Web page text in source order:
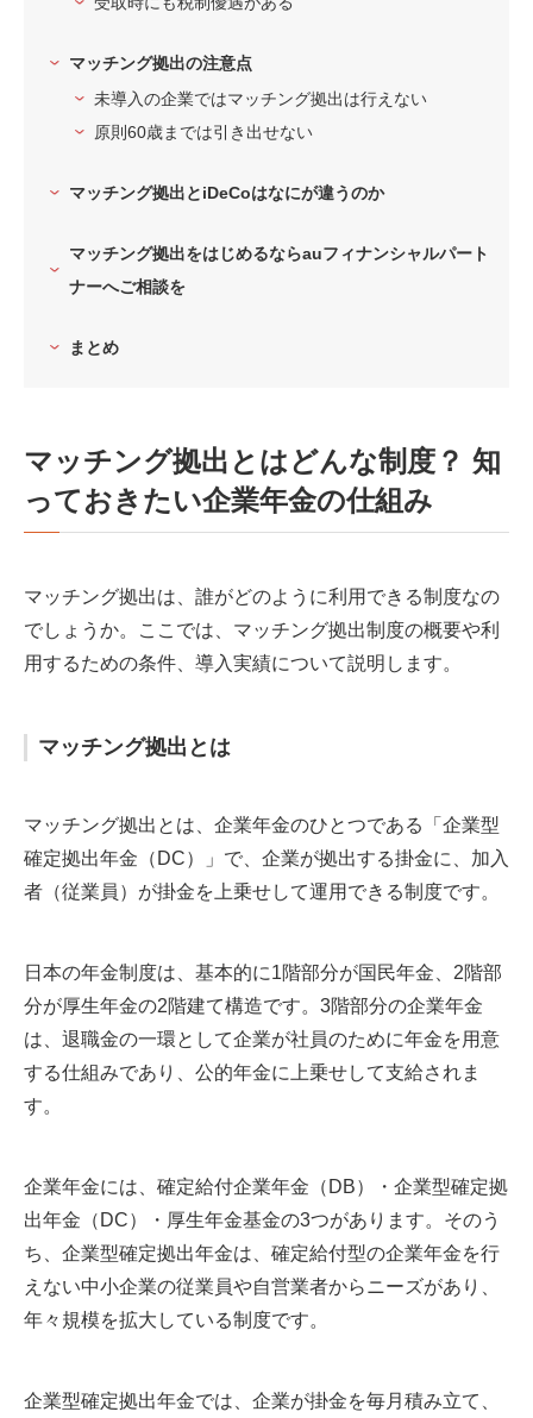
マッチング拠出の注意点
未導入の企業ではマッチング拠出は行えない
原則60歳までは引き出せない
マッチング拠出とiDeCoはなにが違うのか
マッチング拠出をはじめるならauフィナンシャルパート
ナーへご相談を
まとめ
マッチング拠出とはどんな制度？ 知
っておきたい企業年金の仕組み
マッチング拠出は、誰がどのように利用できる制度なの
でしょうか。ここでは、マッチング拠出制度の概要や利
用するための条件、導入実績について説明します。
マッチング拠出とは
マッチング拠出とは、企業年金のひとつである「企業型
確定拠出年金（DC）」で、企業が拠出する掛金に、加入
者（従業員）が掛金を上乗せして運用できる制度です。
日本の年金制度は、基本的に1階部分が国民年金、2階部
分が厚生年金の2階建て構造です。3階部分の企業年金
は、退職金の一環として企業が社員のために年金を用意
する仕組みであり、公的年金に上乗せして支給されま
す。
企業年金には、確定給付企業年金（DB）・企業型確定拠
出年金（DC）・厚生年金基金の3つがあります。そのう
ち、企業型確定拠出年金は、確定給付型の企業年金を行
えない中小企業の従業員や自営業者からニーズがあり、
年々規模を拡大している制度です。
企業型確定拠出年金では、企業が掛金を毎月積み立て、